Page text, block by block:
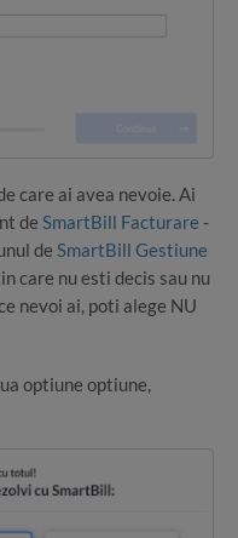
care ai avea nevoie. Ai
de SmartBill Facturare -
de SmartBill Gestiune
care nu esti decis sau nu
nevoi ai, poti alege NU
optiune optiune,